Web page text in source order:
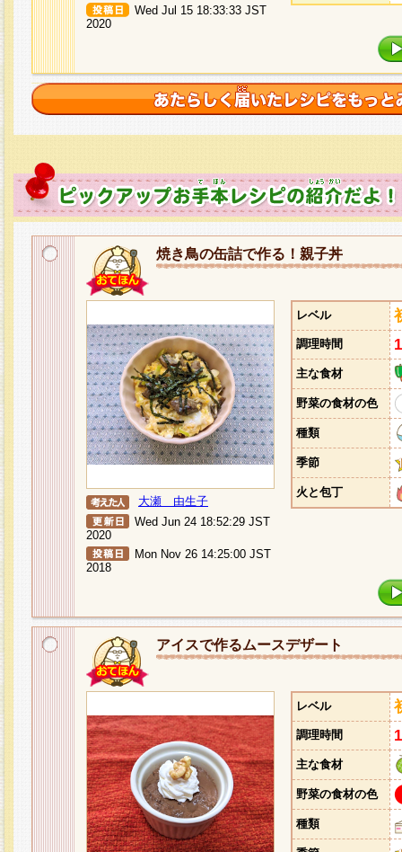
Wed Jul 15 18:33:33 JST
2020
焼き鳥の缶詰で作る！親子丼
大瀬 由生子
Wed Jun 24 18:52:29 JST
2020
Mon Nov 26 14:25:00 JST
2018
レベル
調理時間
主な食材
野菜の食材の色
種類
季節
火と包丁
アイスで作るムースデザート
レベル
調理時間
主な食材
野菜の食材の色
種類